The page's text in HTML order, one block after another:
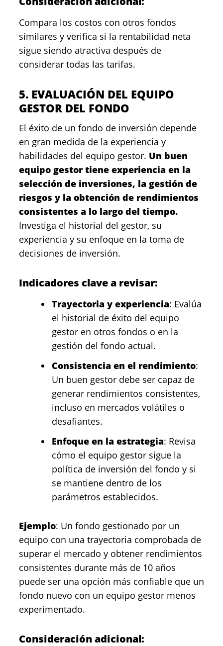
Compara los costos con otros fondos
similares y verifica si la rentabilidad neta
sigue siendo atractiva después de
considerar todas las tarifas.
5. EVALUACIÓN DEL EQUIPO
GESTOR DEL FONDO
El éxito de un fondo de inversión depende
en gran medida de la experiencia y
habilidades del equipo gestor. Un buen
equipo gestor tiene experiencia en la
selección de inversiones, la gestión de
riesgos y la obtención de rendimientos
consistentes a lo largo del tiempo.
Investiga el historial del gestor, su
experiencia y su enfoque en la toma de
decisiones de inversión.
Indicadores clave a revisar:
Trayectoria y experiencia: Evalúa
el historial de éxito del equipo
gestor en otros fondos o en la
gestión del fondo actual.
Consistencia en el rendimiento:
Un buen gestor debe ser capaz de
generar rendimientos consistentes,
incluso en mercados volátiles o
desafiantes.
Enfoque en la estrategia: Revisa
cómo el equipo gestor sigue la
política de inversión del fondo y si
se mantiene dentro de los
parámetros establecidos.
Ejemplo: Un fondo gestionado por un
equipo con una trayectoria comprobada de
superar el mercado y obtener rendimientos
consistentes durante más de 10 años
puede ser una opción más confiable que un
fondo nuevo con un equipo gestor menos
experimentado.
Consideración adicional: